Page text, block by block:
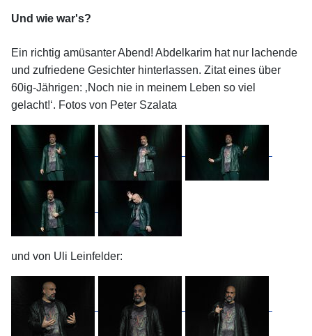
Und wie war's?
Ein richtig amüsanter Abend! Abdelkarim hat nur lachende
und zufriedene Gesichter hinterlassen. Zitat eines über
60ig-Jährigen: ‚Noch nie in meinem Leben so viel
gelacht!‘. Fotos von Peter Szalata
und von Uli Leinfelder: